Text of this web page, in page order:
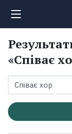
Поиск
Новости
Рейтинги
«Співає